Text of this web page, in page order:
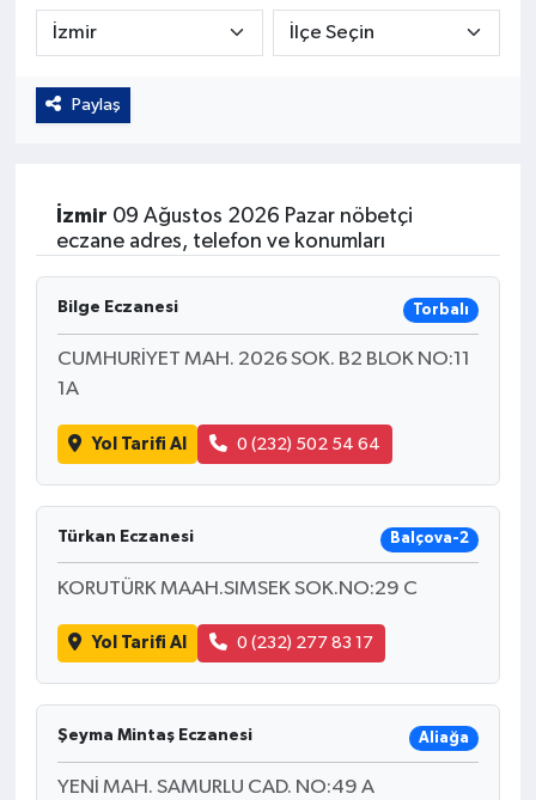
Paylaş
İzmir 09 Ağustos 2026 Pazar nöbetçi
eczane adres, telefon ve konumları
Bilge Eczanesi Torbalı
CUMHURİYET MAH. 2026 SOK. B2 BLOK NO:11
1A
Yol Tarifi Al 0 (232) 502 54 64
Türkan Eczanesi Balçova-2
KORUTÜRK MAAH.SIMSEK SOK.NO:29 C
Yol Tarifi Al 0 (232) 277 83 17
Şeyma Mintaş Eczanesi Aliağa
YENİ MAH. SAMURLU CAD. NO:49 A
Kültür - Sanat
Yaşam